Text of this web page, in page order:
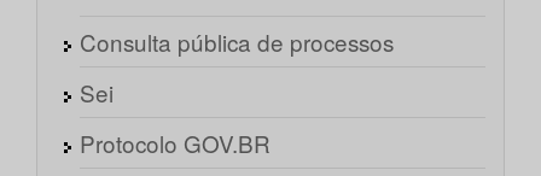
Consulta pública de processos
Sei
Protocolo GOV.BR